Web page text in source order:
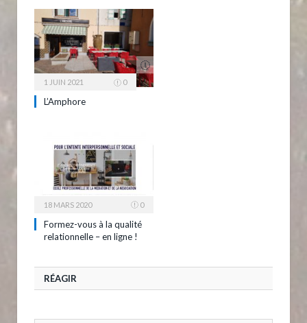
1 JUIN 2021 0
L’Amphore
18 MARS 2020 0
Formez-vous à la qualité
relationnelle – en ligne !
RÉAGIR